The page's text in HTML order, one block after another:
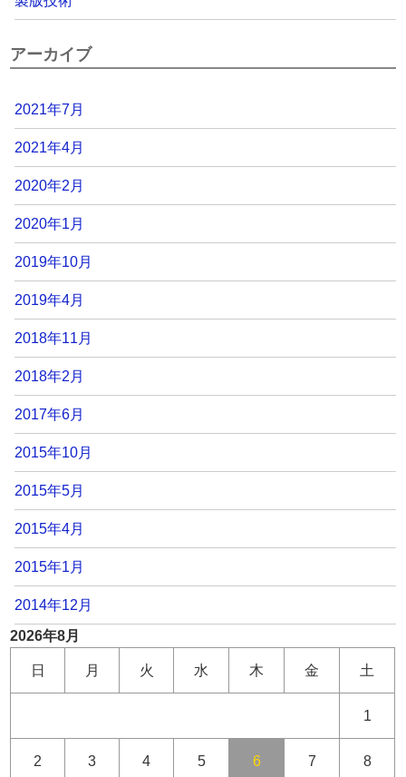
アーカイブ
2021年7月
2021年4月
2020年2月
2020年1月
2019年10月
2019年4月
2018年11月
2018年2月
2017年6月
2015年10月
2015年5月
2015年4月
2015年1月
2014年12月
2026年8月
日 月 火 水 木 金 土
1
2 3 4 5 6 7 8